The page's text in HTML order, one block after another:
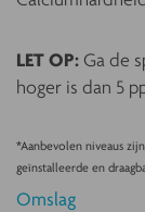
LET OP: Ga de
hoger is dan 5
*Aanbevolen niveaus
geïnstalleerde en
Omslag